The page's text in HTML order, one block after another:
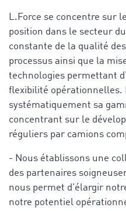
L.Force se concentre sur
position dans le secteur
constante de la qualité
processus ainsi que la
technologies permettant
flexibilité opérationnelles.
systématiquement sa
concentrant sur le
réguliers par camions
- Nous établissons une
des partenaires
nous permet d’élargir
notre potentiel